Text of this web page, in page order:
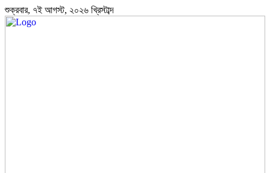
শুক্রবার, ৭ই আগস্ট, ২০২৬ খ্রিস্টাব্দ